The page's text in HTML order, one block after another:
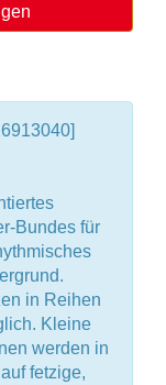
Bundes für
in Reihen
Kleine
werden in
fetzige,